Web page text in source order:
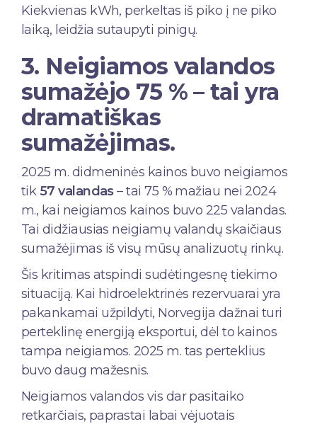
Kiekvienas kWh, perkeltas iš piko į ne piko
laiką, leidžia sutaupyti pinigų.
3. Neigiamos valandos
sumažėjo 75 % – tai yra
dramatiškas
sumažėjimas.
2025 m. didmeninės kainos buvo neigiamos
tik57 valandas– tai 75 % mažiau nei 2024
m., kai neigiamos kainos buvo 225 valandas.
Tai didžiausias neigiamų valandų skaičiaus
sumažėjimas iš visų mūsų analizuotų rinkų.
Šis kritimas atspindi sudėtingesnę tiekimo
situaciją. Kai hidroelektrinės rezervuarai yra
pakankamai užpildyti, Norvegija dažnai turi
perteklinę energiją eksportui, dėl to kainos
tampa neigiamos. 2025 m. tas perteklius
buvo daug mažesnis.
Neigiamos valandos vis dar pasitaiko
retkarčiais, paprastai labai vėjuotais